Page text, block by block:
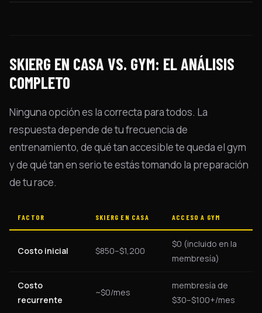
SKIERG EN CASA VS. GYM: EL ANÁLISIS
COMPLETO
Ninguna opción es la correcta para todos. La
respuesta depende de tu frecuencia de
entrenamiento, de qué tan accesible te queda el gym
y de qué tan en serio te estás tomando la preparación
de tu race.
FACTOR SKIERG EN CASA ACCESO A GYM
Costo inicial $850–$1,200
$0 (incluido en la
membresía)
Costo
recurrente
~$0/mes
membresía de
$30–$100+/mes